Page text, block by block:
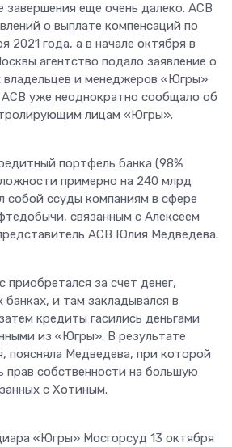
завершения еще очень далеко. АСВ
о выплате компенсаций по
2021 года, а в начале октября в
агентство подало заявление о
владельцев и менеджеров «Югры»
АСВ уже неоднократно сообщало об
лицам «Югры».
портфель банка (98%
примерно на 240 млрд
собой ссуды компаниям в сфере
связанным с Алексеем
АСВ Юлия Медведева.
приобретался за счет денег,
банках, и там закладывался в
кредиты гасились деньгами
из «Югры». В результате
поясняла Медведева, при которой
прав собственности на большую
с Хотиным.
«Югры» Мосгорсуд 13 октября